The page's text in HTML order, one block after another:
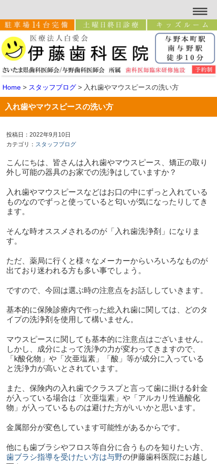
Home > スタッフブログ > 入れ歯やマウスピースの洗い方
入れ歯やマウスピースの洗い方
投稿日：2022年9月10日
カテゴリ： スタッフブログ
こんにちは、皆さんは入れ歯やマウスピース、矯正の取り
外し可能の器具のお家での洗浄はしていますか？
入れ歯やマウスピースなどはお口の中にずっと入れている
ものなのでずっと使っていると匂いが気になったりしてき
ます。
そんな時オススメされるのが「入れ歯洗浄剤」になりま
す。
ただ、薬局に行くと様々なメーカーからいろいろなものが
出ており迷われる方も多い事でしょう。
ですので、今回は選ぶ時の注意点をお話ししていきます。
基本的に保険診療内で作った総入れ歯に関しては、どのタ
イプの洗浄剤を使用して構いません。
マウスピースに関しても基本的に注意点はございません。
しかし、成分によって洗浄の力が変わってきますので、
「k酸化物」や「次亜塩素」「酸」等が成分に入っている
と洗浄力が高いとされています。
また、保険内の入れ歯でクラスプと言って歯に掛ける針金
が入っている場合は「次亜塩素」や「アルカリ性過酸化
物」が入っているものは避けた方がいいかと思います。
金属部分が変色しています可能性があるからです。
他にも歯ブラシやフロス等自分に合うものを知りたい方、
歯ブラシ指導を受けたい方は与野の伊藤歯科医院にお越し